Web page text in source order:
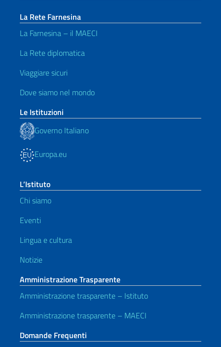
La Rete Farnesina
La Farnesina – il MAECI
La Rete diplomatica
Viaggiare sicuri
Dove siamo nel mondo
Le Istituzioni
Governo Italiano
Europa.eu
L’Istituto
Chi siamo
Eventi
Lingua e cultura
Notizie
Amministrazione Trasparente
Amministrazione trasparente – Istituto
Amministrazione trasparente – MAECI
Domande Frequenti